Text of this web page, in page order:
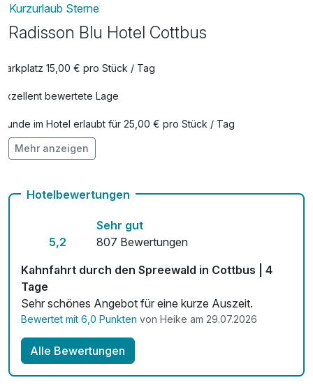
Kurzurlaub Sterne
Radisson Blu Hotel Cottbus
Parkplatz 15,00 € pro Stück / Tag
Exzellent bewertete Lage
Hunde im Hotel erlaubt für 25,00 € pro Stück / Tag
Auch vegetarische Speisen
Kostenloses W-LAN
Zimmerservice verfügbar
Mit Hotelbar
Mehr anzeigen
Hotelbewertungen
5,2
Sehr gut
807 Bewertungen
Kahnfahrt durch den Spreewald in Cottbus | 4
Tage
Sehr schönes Angebot für eine kurze Auszeit.
Bewertet mit 6,0 Punkten von Heike am 29.07.2026
Alle Bewertungen